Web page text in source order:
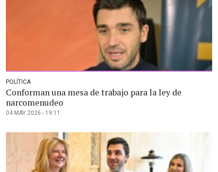
POLÍTICA
Conforman una mesa de trabajo para la ley de
narcomenudeo
04 MAY 2026 - 19:11